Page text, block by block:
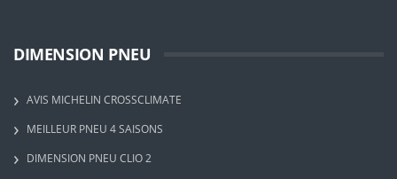
DIMENSION PNEU
AVIS MICHELIN CROSSCLIMATE
MEILLEUR PNEU 4 SAISONS
DIMENSION PNEU CLIO 2